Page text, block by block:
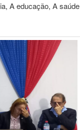
A educação, A saúde